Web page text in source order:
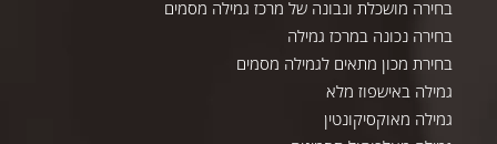
בחירה מושכלת ונבונה של מרכז גמילה מסמים
בחירה נכונה במרכז גמילה
בחירת מכון מתאים לגמילה מסמים
גמילה באישפוז מלא
גמילה מאוקסיקונטין